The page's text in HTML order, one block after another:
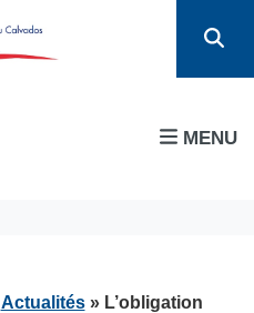
MENU
Actualités» L’obligation